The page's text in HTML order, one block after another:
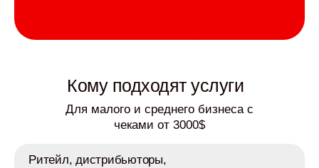
Кому подходят услуги
Для малого и среднего бизнеса с
чеками от 3000$
Ритейл, дистрибьюторы,